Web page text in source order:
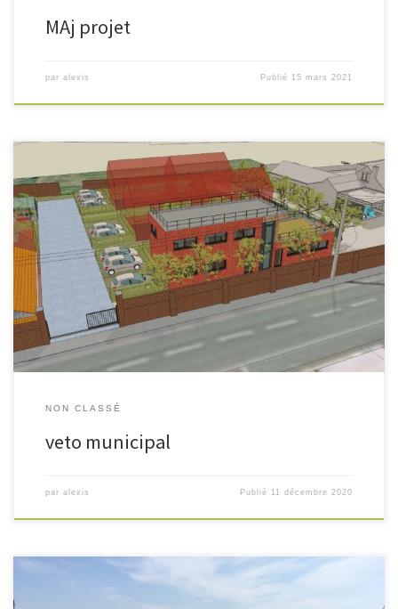
MAj projet
par alexis Publié 15 mars 2021
Le dernière nouvelle en date est une mauvais tour joué par la
municipalité de Lallaing. Celle-ci profitant de la révision du PLU a
répondu à la demande de permis d’aménager par un sursis à statuer le
temps qu’elle termine ce PLU et qu’elle puisse classer le terrain du projet
en […]
NON CLASSÉ
veto municipal
par alexis Publié 11 décembre 2020